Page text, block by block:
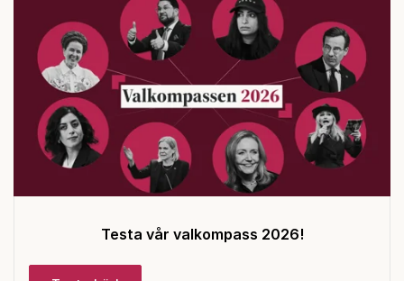
Testa vår valkompass 2026!